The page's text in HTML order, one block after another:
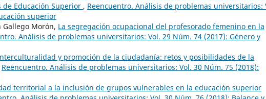
Educación Superior , Reencuentro. Análisis de problemas universitarios:
superior
Gallego Morón, La segregación ocupacional del profesorado femenino en la
Análisis de problemas universitarios: Vol. 29 Núm. 74 (2017): Género y
y promoción de la ciudadanía: retos y posibilidades de la
Reencuentro. Análisis de problemas universitarios: Vol. 30 Núm. 75 (2018):
territorial a la inclusión de grupos vulnerables en la educación superior